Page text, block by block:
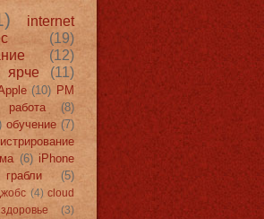
internet
(19)
(12)
ярче
(11)
(10) PM
работа
(8)
обучение (7)
(6) iPhone
(5)
(4) cloud
здоровье
(3)